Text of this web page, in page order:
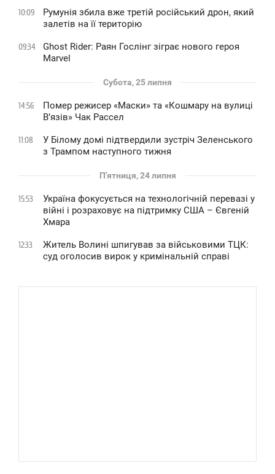
10:09
Румунія збила вже третій російський дрон, який
залетів на її територію
09:34
Ghost Rider: Раян Гослінг зіграє нового героя
Marvel
Субота, 25 липня
14:56
Помер режисер «Маски» та «Кошмару на вулиці
В’язів» Чак Рассел
11:08
У Білому домі підтвердили зустріч Зеленського
з Трампом наступного тижня
П'ятниця, 24 липня
15:53
Україна фокусується на технологічній перевазі у
війні і розраховує на підтримку США – Євгеній
Хмара
12:33
Житель Волині шпигував за військовими ТЦК:
суд оголосив вирок у кримінальній справі